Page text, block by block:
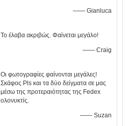
—— Gianluca
Το έλαβα ακριβώς. Φαίνεται μεγάλο!
—— Craig
Οι φωτογραφίες φαίνονται μεγάλες!
Σκάφος Pls και τα δύο δείγματα σε μας
μέσω της προτεραιότητας της Fedex
ολονυκτίς.
—— Suzan